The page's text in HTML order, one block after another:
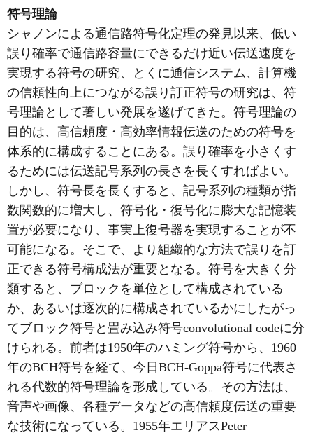
符号理論
シャノンによる通信路符号化定理の発見以来、低い
誤り確率で通信路容量にできるだけ近い伝送速度を
実現する符号の研究、とくに通信システム、計算機
の信頼性向上につながる誤り訂正符号の研究は、符
号理論として著しい発展を遂げてきた。符号理論の
目的は、高信頼度・高効率情報伝送のための符号を
体系的に構成することにある。誤り確率を小さくす
るためには伝送記号系列の長さを長くすればよい。
しかし、符号長を長くすると、記号系列の種類が指
数関数的に増大し、符号化・復号化に膨大な記憶装
置が必要になり、事実上復号器を実現することが不
可能になる。そこで、より組織的な方法で誤りを訂
正できる符号構成法が重要となる。符号を大きく分
類すると、ブロックを単位として構成されている
か、あるいは逐次的に構成されているかにしたがっ
てブロック符号と畳み込み符号convolutional codeに分
けられる。前者は1950年のハミング符号から、1960
年のBCH符号を経て、今日BCH-Goppa符号に代表さ
れる代数的符号理論を形成している。その方法は、
音声や画像、各種データなどの高信頼度伝送の重要
な技術になっている。1955年エリアスPeter